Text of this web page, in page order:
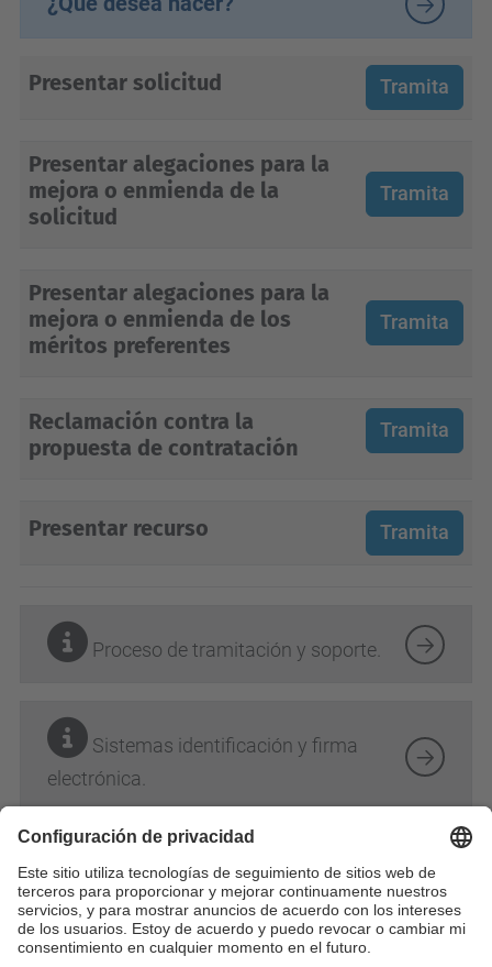
Presentar solicitud Tramita
Presentar alegaciones para la
mejora o enmienda de la
solicitud
Tramita
Presentar alegaciones para la
mejora o enmienda de los
méritos preferentes
Tramita
Reclamación contra la
propuesta de contratación
Tramita
Presentar recurso Tramita
Proceso de tramitación y soporte.
Sistemas identificación y firma
electrónica.
Perfil: PDI
Ámbito: personal
Categoría: recursos